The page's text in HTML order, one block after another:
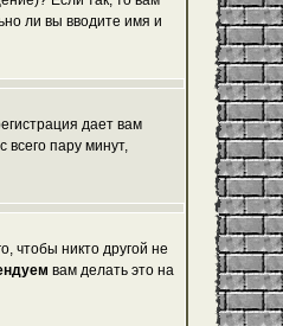
ли вы вводите имя и
дает вам
пару минут,
чтобы никто другой не
вам делать это на